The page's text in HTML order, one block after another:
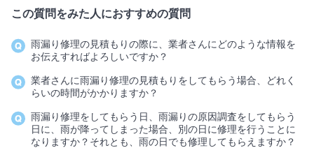
この質問をみた人におすすめの質問
雨漏り修理の見積もりの際に、業者さんにどのような情報を
お伝えすればよろしいですか？
業者さんに雨漏り修理の見積もりをしてもらう場合、どれく
らいの時間がかかりますか？
雨漏り修理をしてもらう日、雨漏りの原因調査をしてもらう
日に、雨が降ってしまった場合、別の日に修理を行うことに
なりますか？それとも、雨の日でも修理してもらえますか？